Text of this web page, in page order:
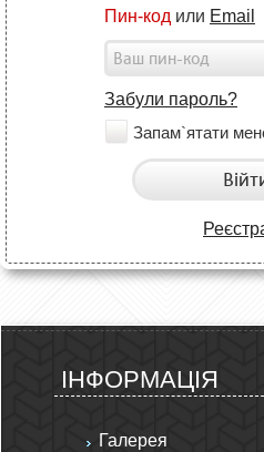
Пин-код или Email
Забули пароль?
Запам`ятати
ІНФОРМАЦІЯ
Галерея